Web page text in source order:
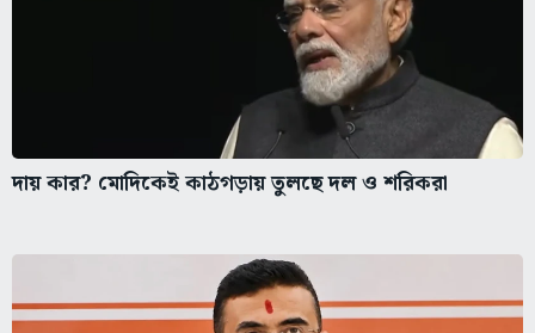
দায় কার? মোদিকেই কাঠগড়ায় তুলছে দল ও শরিকরা